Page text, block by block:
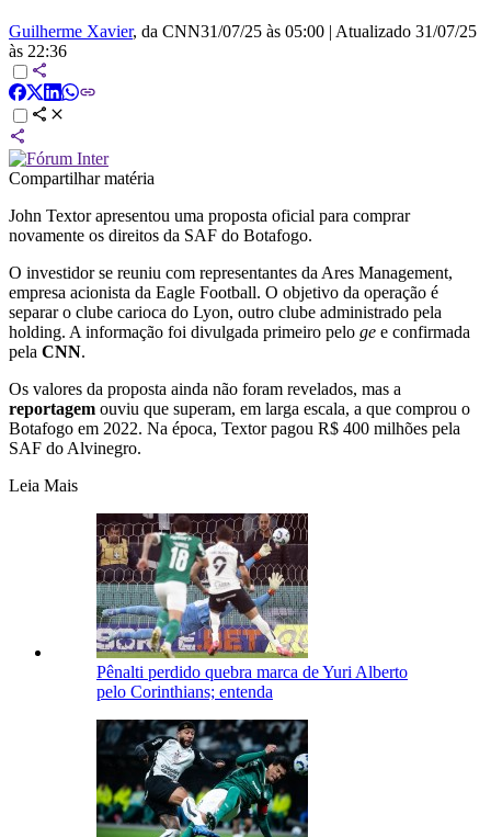
Guilherme Xavier, da CNN31/07/25 às 05:00 | Atualizado 31/07/25
às 22:36
Compartilhar matéria
John Textor apresentou uma proposta oficial para comprar
novamente os direitos da SAF do Botafogo.
O investidor se reuniu com representantes da Ares Management,
empresa acionista da Eagle Football. O objetivo da operação é
separar o clube carioca do Lyon, outro clube administrado pela
holding. A informação foi divulgada primeiro pelo ge e confirmada
pela CNN.
Os valores da proposta ainda não foram revelados, mas a
reportagem ouviu que superam, em larga escala, a que comprou o
Botafogo em 2022. Na época, Textor pagou R$ 400 milhões pela
SAF do Alvinegro.
Leia Mais
Pênalti perdido quebra marca de Yuri Alberto
pelo Corinthians; entenda